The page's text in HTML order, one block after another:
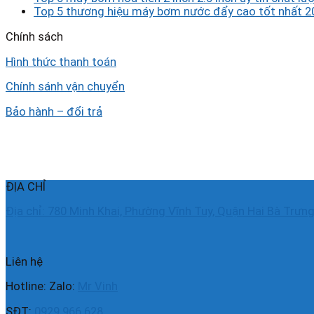
Top 5 thương hiệu máy bơm nước đẩy cao tốt nhất
Chính sách
Hình thức thanh toán
Chính sánh vận chuyển
Bảo hành – đổi trả
ĐỊA CHỈ
Liên hệ
Hotline: Zalo: